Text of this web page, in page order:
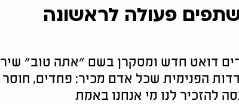
פעולה לראשונה
דואט חדש ומסקרן בשם ״אתה טוב״ שיר
הפנימית שכל אדם מכיר: פחדים, חוסר
להזכיר לנו מי אנחנו באמת